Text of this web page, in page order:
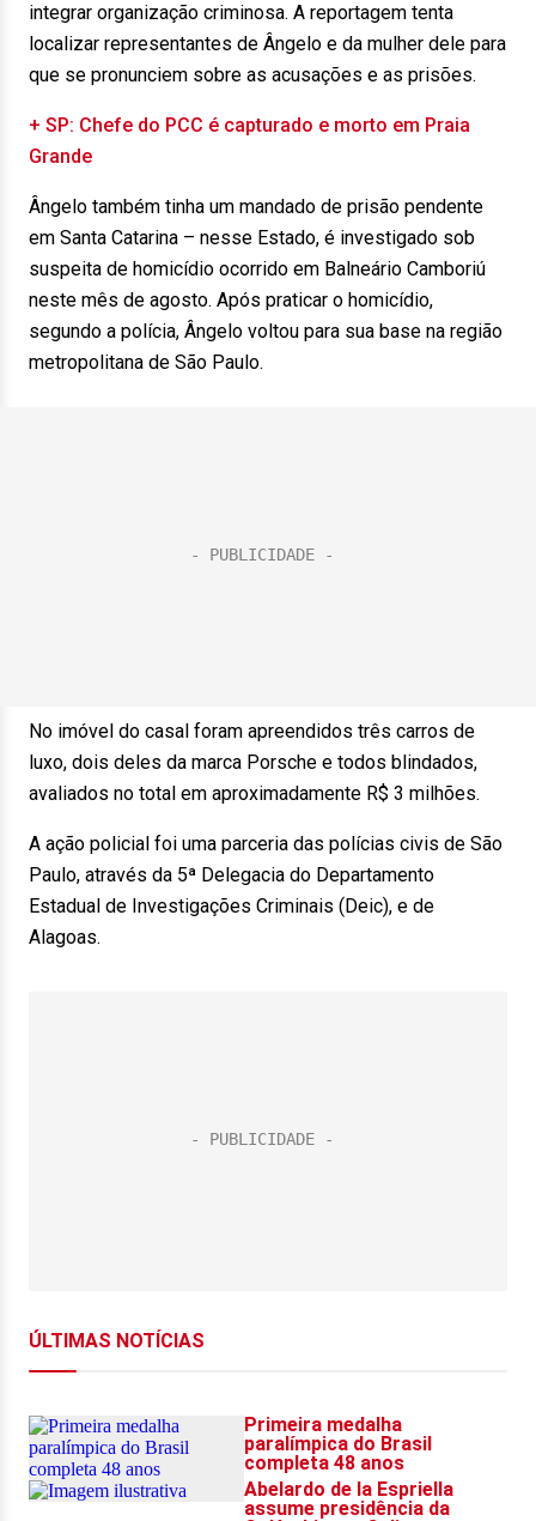
integrar organização criminosa. A reportagem tenta
localizar representantes de Ângelo e da mulher dele para
que se pronunciem sobre as acusações e as prisões.
+ SP: Chefe do PCC é capturado e morto em Praia
Grande
Ângelo também tinha um mandado de prisão pendente
em Santa Catarina – nesse Estado, é investigado sob
suspeita de homicídio ocorrido em Balneário Camboriú
neste mês de agosto. Após praticar o homicídio,
segundo a polícia, Ângelo voltou para sua base na região
metropolitana de São Paulo.
No imóvel do casal foram apreendidos três carros de
luxo, dois deles da marca Porsche e todos blindados,
avaliados no total em aproximadamente R$ 3 milhões.
A ação policial foi uma parceria das polícias civis de São
Paulo, através da 5ª Delegacia do Departamento
Estadual de Investigações Criminais (Deic), e de
Alagoas.